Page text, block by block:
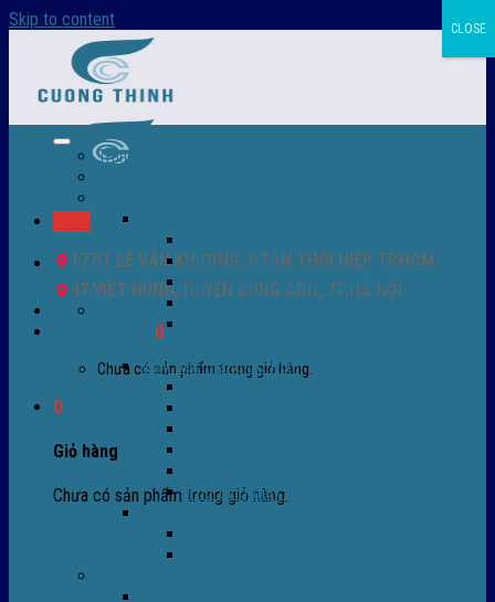
Skip to content
177/1 LÊ VĂN KHƯƠNG, P.TÂN THỚI HIỆP TP.HCM
47 VIỆT HÙNG, HUYỆN ĐÔNG ANH, TP.HÀ NỘI
0932 756 950
0
Chưa có sản phẩm trong giỏ hàng.
0
Giỏ hàng
Chưa có sản phẩm trong giỏ hàng.
Trang chủ – Màng co POF
Màng co PVC
Màng quấn PALLET- màng PE- màng chit
Màng skinpack - skinfilm - hút sát da
Máy bọc màng co POF
Phụ tùng thay thế
CLOSE